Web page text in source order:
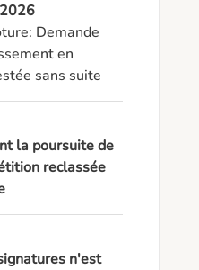
Demande
en
sans suite
la poursuite de
reclassée
n'est